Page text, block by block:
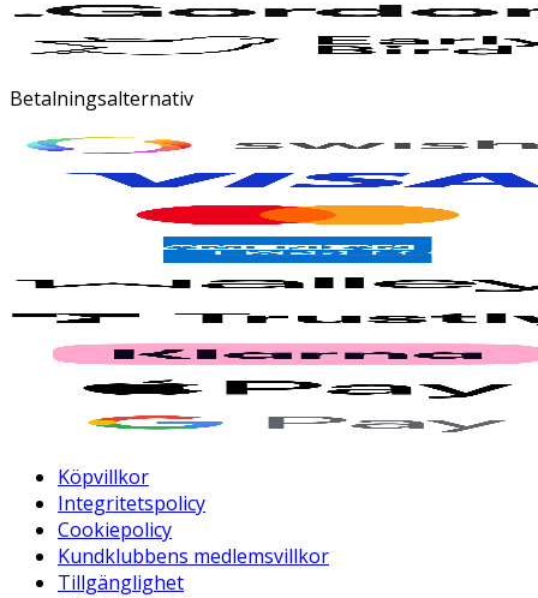
Betalningsalternativ
Köpvillkor
Integritetspolicy
Cookiepolicy
Kundklubbens medlemsvillkor
Tillgänglighet